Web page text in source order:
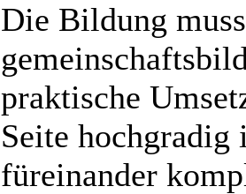
Die Bildung
praktische
Seite
füreinander